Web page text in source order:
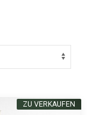
ZU VERKAUFEN